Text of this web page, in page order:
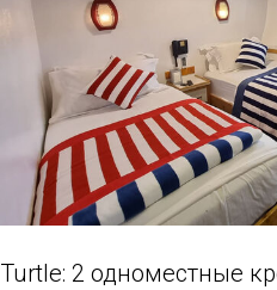
Turtle: 2 одноместные